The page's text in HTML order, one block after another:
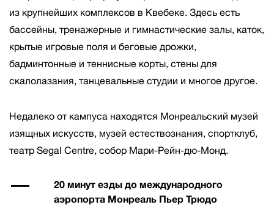
из крупнейших комплексов в Квебеке. Здесь есть
бассейны, тренажерные и гимнастические залы, каток,
крытые игровые поля и беговые дрожки,
бадминтонные и теннисные корты, стены для
скалолазания, танцевальные студии и многое другое.
Недалеко от кампуса находятся Монреальский музей
изящных искусств, музей естествознания, спортклуб,
театр Segal Centre, собор Мари-Рейн-дю-Монд.
20 минут езды до международного
аэропорта Монреаль Пьер Трюдо